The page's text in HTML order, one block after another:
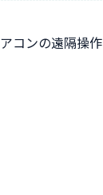
コンの遠隔操作